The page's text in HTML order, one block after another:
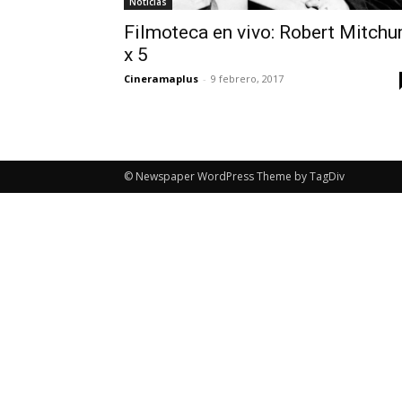
Filmoteca en vivo: Robert
x 5
Cineramaplus - 9 febrero, 2017
© Newspaper WordPress Theme by TagDiv